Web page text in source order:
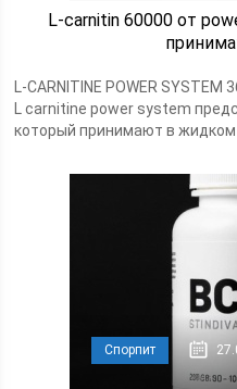
L-carnitin 60000 от
L-CARNITINE POWER
L carnitine power system
который принимают в жидком
Спорпит